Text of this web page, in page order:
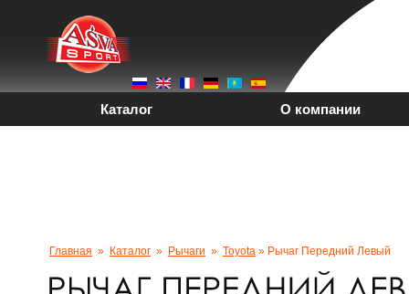
Каталог О компании
Главная » Каталог » Рычаги » Toyota » Рычаг Передний Левый